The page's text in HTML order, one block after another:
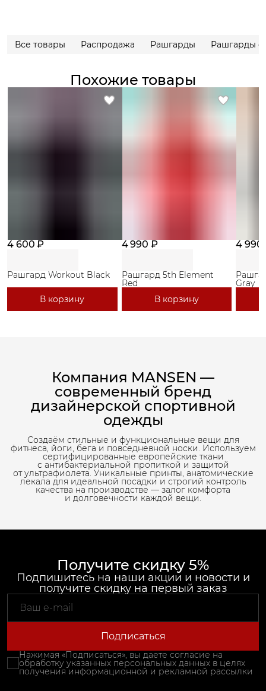
Все товары Распродажа Рашгарды Рашгарды с
Похожие товары
4 600 ₽
Рашгард Workout Black
В корзину
4 990 ₽
Рашгард 5th Element
Red
В корзину
4 990
Gray
Компания MANSEN —
современный бренд
дизайнерской спортивной
одежды
Создаём стильные и функциональные вещи для
фитнеса, йоги, бега и повседневной носки. Используем
сертифицированные европейские ткани
с антибактериальной пропиткой и защитой
от ультрафиолета. Уникальные принты, анатомические
лекала для идеальной посадки и строгий контроль
качества на производстве — залог комфорта
и долговечности каждой вещи.
Получите скидку 5%
Подпишитесь на наши акции и новости и
получите скидку на первый заказ
Подписаться
Нажимая «Подписаться», вы даете согласие на
обработку указанных персональных данных в целях
получения информационной и рекламной рассылки